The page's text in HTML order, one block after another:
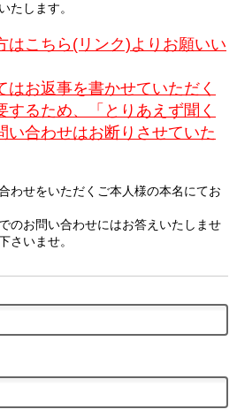
たします。
はこちら(リンク)よりお願いい
お返事を書かせていただく
るため、「とりあえず聞く
い合わせはお断りさせていた
わせをいただくご本人様の本名にてお
のお問い合わせにはお答えいたしませ
さいませ。